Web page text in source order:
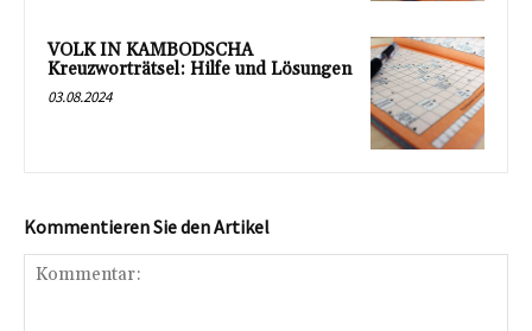
VOLK IN KAMBODSCHA
Kreuzworträtsel: Hilfe und Lösungen
03.08.2024
Kommentieren Sie den Artikel